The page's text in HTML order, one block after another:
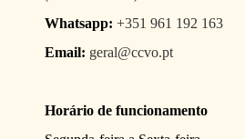
Whatsapp: +351 961 192 163
Email: geral@ccvo.pt
Horário de funcionamento